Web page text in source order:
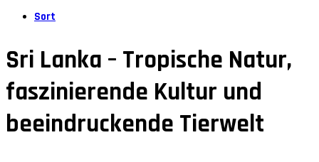
Sort
Sri Lanka – Tropische Natur,
faszinierende Kultur und
beeindruckende Tierwelt